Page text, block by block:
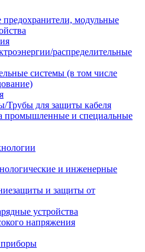
модульные
распределительные
системы (в том числе
Трубы для защиты кабеля
промышленные и специальные
и инженерные
и защиты от
устройства
напряжения
приборы